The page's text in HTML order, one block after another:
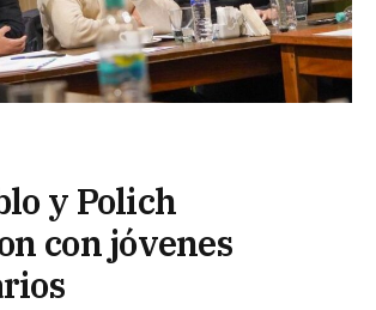
y Polich
con jóvenes